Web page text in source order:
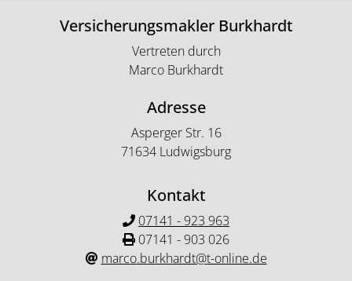
Versicherungsmakler Burkhardt
Vertreten durch
Marco Burkhardt
Adresse
Asperger Str. 16
71634 Ludwigsburg
Kontakt
07141 - 923 963
07141 - 903 026
marco.burkhardt@t-online.de